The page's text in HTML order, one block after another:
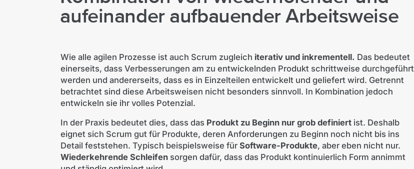
aufeinander aufbauender Arbeitsweise
Wie alle agilen Prozesse ist auch Scrum zugleich iterativ und inkrementell. Das bedeutet
einerseits, dass Verbesserungen am zu entwickelnden Produkt schrittweise durchgeführt
werden und andererseits, dass es in Einzelteilen entwickelt und geliefert wird. Getrennt
betrachtet sind diese Arbeitsweisen nicht besonders sinnvoll. In Kombination jedoch
entwickeln sie ihr volles Potenzial.
In der Praxis bedeutet dies, dass das Produkt zu Beginn nur grob definiertist. Deshalb
eignet sich Scrum gut für Produkte, deren Anforderungen zu Beginn noch nicht bis ins
Detail feststehen. Typisch beispielsweise für Software-Produkte, aber eben nicht nur.
Wiederkehrende Schleifensorgen dafür, dass das Produkt kontinuierlich Form annimmt